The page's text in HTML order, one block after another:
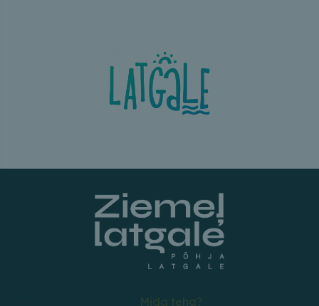
Mida teha?